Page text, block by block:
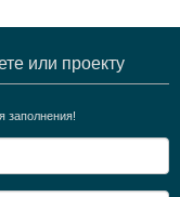
или проекту
заполнения!